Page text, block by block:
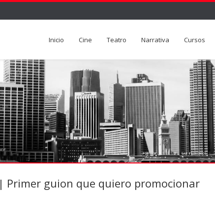
Inicio Cine Teatro Narrativa Cursos
| Primer guion que quiero promocionar